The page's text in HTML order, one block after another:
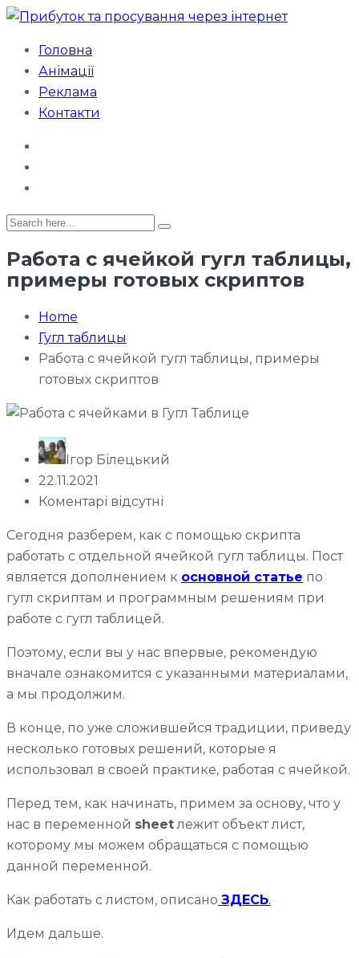
Головна
Анімації
Реклама
Контакти
Работа с ячейкой гугл таблицы,
примеры готовых скриптов
Home
Гугл таблицы
Работа с ячейкой гугл таблицы, примеры
готовых скриптов
Ігор Білецький
22.11.2021
Коментарі відсутні
Сегодня разберем, как с помощью скрипта
работать с отдельной ячейкой гугл таблицы. Пост
является дополнением к основной статье по
гугл скриптам и программным решениям при
работе с гугл таблицей.
Поэтому, если вы у нас впервые, рекомендую
вначале ознакомится с указанными материалами,
а мы продолжим.
В конце, по уже сложившейся традиции, приведу
несколько готовых решений, которые я
использовал в своей практике, работая с ячейкой.
Перед тем, как начинать, примем за основу, что у
нас в переменной sheetлежит объект лист,
которому мы можем обращаться с помощью
данной переменной.
Как работать с листом, описано ЗДЕСЬ.
Идем дальше.